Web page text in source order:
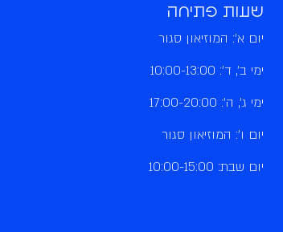
שעות פתיחה
יום א': המוזיאון סגור
ימי ב', ד': 10:00-13:00
ימי ג', ה': 17:00-20:00
יום ו': המוזיאון סגור
יום שבת: 10:00-15:00